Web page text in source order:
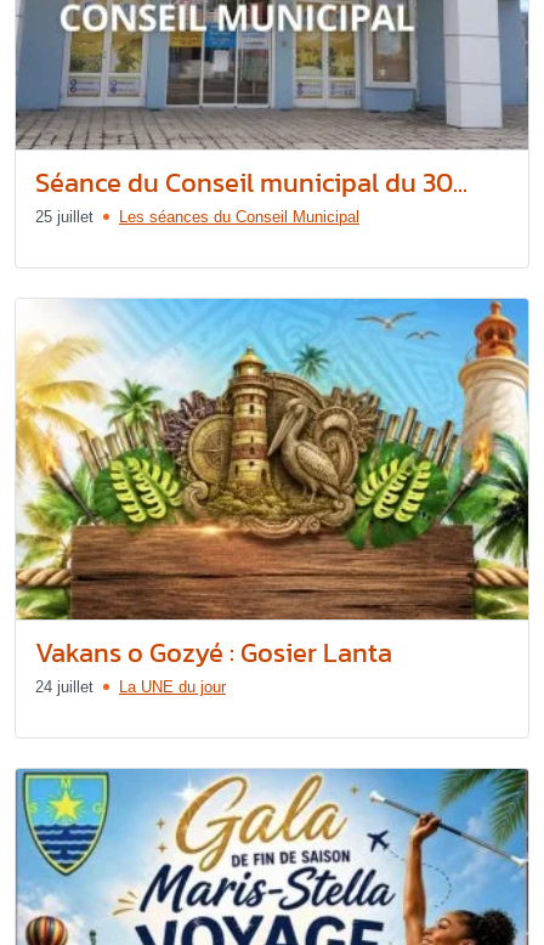
Séance du Conseil municipal du 30...
25 juillet Les séances du Conseil Municipal
Vakans o Gozyé : Gosier Lanta
24 juillet La UNE du jour